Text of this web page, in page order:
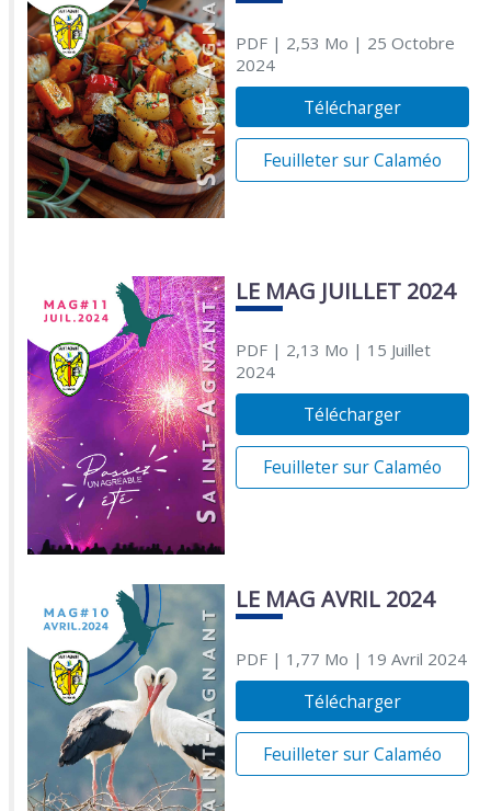
PDF| 2,53 Mo | 25 Octobre
2024
Télécharger
Feuilleter sur Calaméo
LE MAG JUILLET 2024
PDF| 2,13 Mo | 15 Juillet
2024
Télécharger
Feuilleter sur Calaméo
LE MAG AVRIL 2024
PDF| 1,77 Mo | 19 Avril 2024
Télécharger
Feuilleter sur Calaméo